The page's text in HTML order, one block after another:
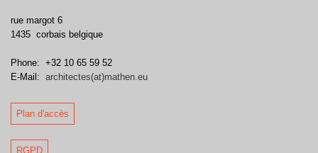
rue margot 6
1435 corbais belgique
Phone: +32 10 65 59 52
E-Mail: architectes(at)mathen.eu
Plan d'accès
RGPD